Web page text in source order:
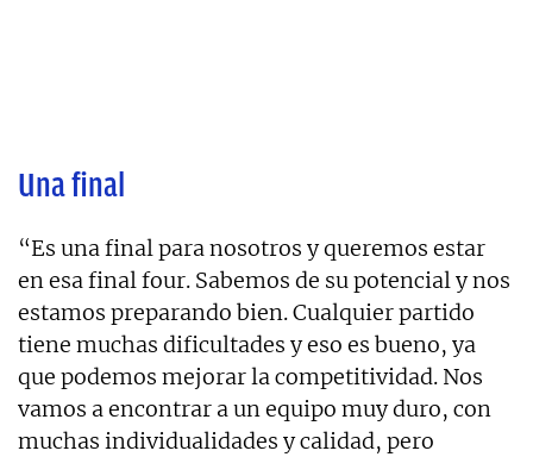
Una final
“Es una final para nosotros y queremos estar
en esa final four. Sabemos de su potencial y nos
estamos preparando bien. Cualquier partido
tiene muchas dificultades y eso es bueno, ya
que podemos mejorar la competitividad. Nos
vamos a encontrar a un equipo muy duro, con
muchas individualidades y calidad, pero